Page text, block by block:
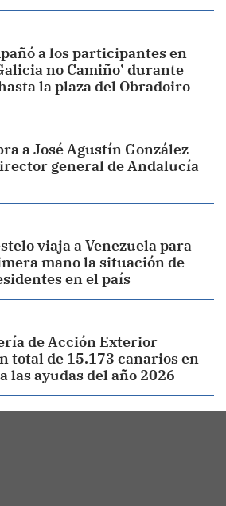
a los participantes en
no Camiño’ durante
la plaza del Obradoiro
a José Agustín González
general de Andalucía
viaja a Venezuela para
mano la situación de
en el país
de Acción Exterior
total de 15.173 canarios en
las ayudas del año 2026